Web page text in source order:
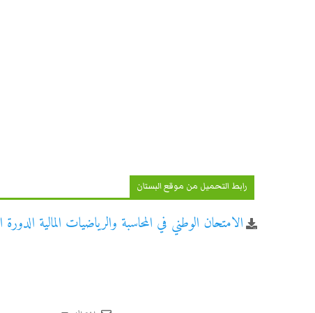
رابط التحميل من موقع البستان
الامتحان الوطني في المحاسبة والرياضيات المالية الدورة